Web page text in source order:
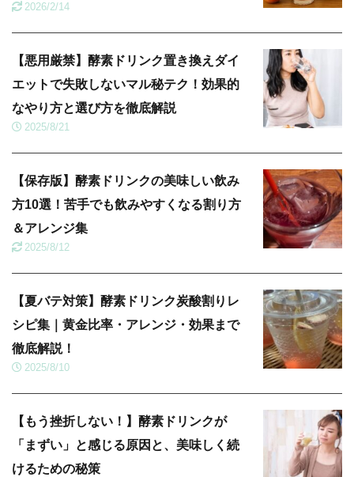
2026/2/14
【悪用厳禁】酵素ドリンク置き換えダイ
エットで失敗しないマル秘テク！効果的
なやり方と選び方を徹底解説
2025/8/21
【保存版】酵素ドリンクの美味しい飲み
方10選！苦手でも飲みやすくなる割り方
＆アレンジ集
2025/8/12
【夏バテ対策】酵素ドリンク炭酸割りレ
シピ集｜黄金比率・アレンジ・効果まで
徹底解説！
2025/8/10
【もう挫折しない！】酵素ドリンクが
「まずい」と感じる原因と、美味しく続
けるための秘策